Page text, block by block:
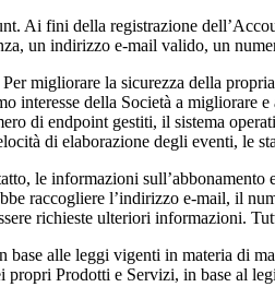
Ai fini della registrazione
un indirizzo e-mail valido, un
Per migliorare la sicurezza della
interesse della Società a migliorare
di endpoint gestiti, il sistema
di elaborazione degli eventi, le
le informazioni sull’abbonamento
raccogliere l’indirizzo e-mail, il
richieste ulteriori informazioni.
base alle leggi vigenti in materia di
propri Prodotti e Servizi, in base al